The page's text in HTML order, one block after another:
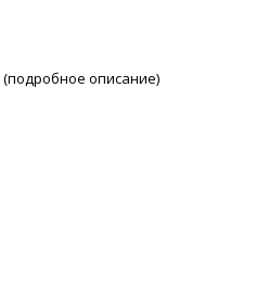
(подробное описание)